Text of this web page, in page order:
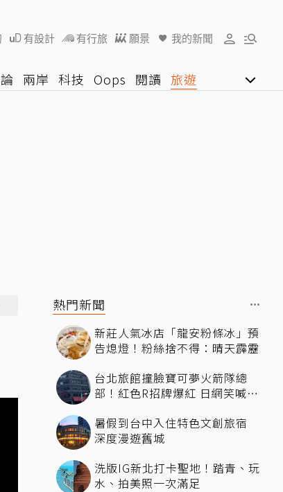
有設計 有行旅 願景 我的新聞
兩岸 科技 Oops 閱讀 旅遊
熱門新聞
新莊人氣冰店「龍安粉條冰」預
告熄燈！粉絲捨不得：晴天霹靂
台北旅館撞臉寶可夢火箭隊總
部！紅色R招牌爆紅 日網笑喊：
暑假到台中入住特色文創旅宿
深度漫遊舊城
洗版IG新北打卡聖地！踏青、玩
水、拍美照一次滿足